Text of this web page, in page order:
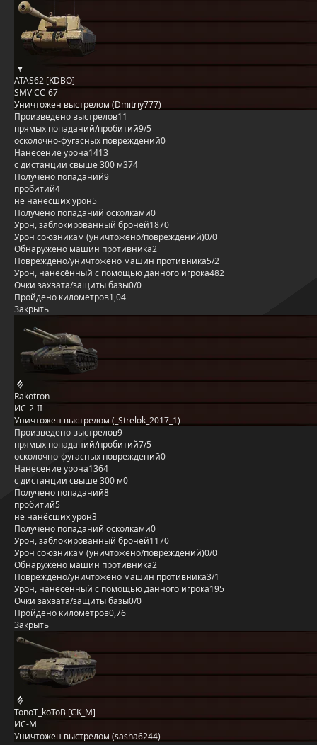
ATAS62 [KDBO]
SMV CC-67
Уничтожен выстрелом (Dmitriy777)
Произведено выстрелов11
прямых попаданий/пробитий9/5
осколочно-фугасных повреждений0
Нанесение урона1413
с дистанции свыше 300 м374
Получено попаданий9
пробитий4
не нанёсших урон5
Получено попаданий осколками0
Урон, заблокированный бронёй1870
Урон союзникам (уничтожено/повреждений)0/0
Обнаружено машин противника2
Повреждено/уничтожено машин противника5/2
Урон, нанесённый с помощью данного игрока482
Очки захвата/защиты базы0/0
Пройдено километров1,04
Закрыть
Rakotron
ИС-2-II
Уничтожен выстрелом (_Strelok_2017_1)
Произведено выстрелов9
прямых попаданий/пробитий7/5
осколочно-фугасных повреждений0
Нанесение урона1364
с дистанции свыше 300 м0
Получено попаданий8
пробитий5
не нанёсших урон3
Получено попаданий осколками0
Урон, заблокированный бронёй1170
Урон союзникам (уничтожено/повреждений)0/0
Обнаружено машин противника2
Повреждено/уничтожено машин противника3/1
Урон, нанесённый с помощью данного игрока195
Очки захвата/защиты базы0/0
Пройдено километров0,76
Закрыть
TonoT_koToB [CK_M]
ИС-М
Уничтожен выстрелом (sasha6244)